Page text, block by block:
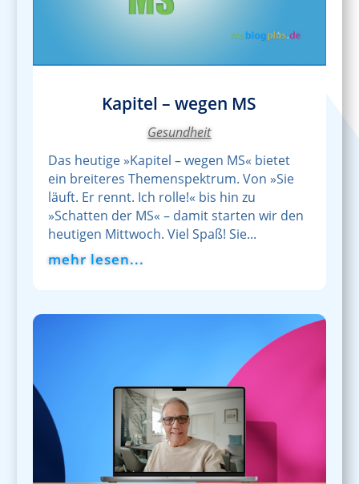
Kapitel – wegen MS
Gesundheit
Das heutige »Kapitel – wegen MS« bietet
ein breiteres Themenspektrum. Von »Sie
läuft. Er rennt. Ich rolle!« bis hin zu
»Schatten der MS« – damit starten wir den
heutigen Mittwoch. Viel Spaß! Sie...
mehr lesen...